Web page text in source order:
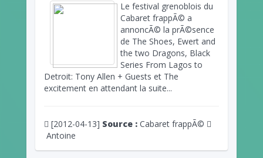
Le festival grenoblois du
Cabaret frappÃ© a
annoncÃ© la prÃ©sence
de The Shoes, Ewert and
the two Dragons, Black
Series From Lagos to
Detroit: Tony Allen + Guests et The
excitement en attendant la suite...
[2012-04-13] Source : Cabaret frappÃ©
Antoine